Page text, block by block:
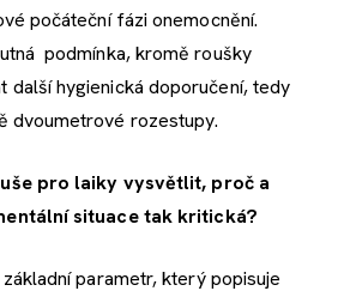
počáteční fázi onemocnění.
podmínka, kromě roušky
další hygienická doporučení, tedy
dvoumetrové rozestupy.
pro laiky vysvětlit, proč a
situace tak kritická?
parametr, který popisuje